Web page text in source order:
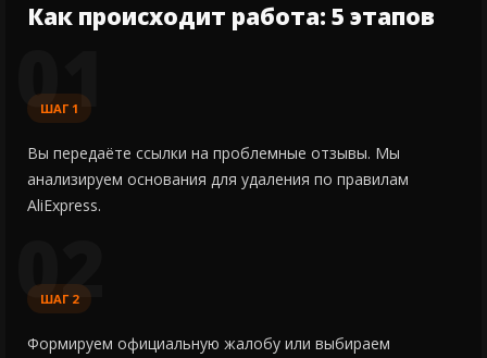
Как происходит работа: 5 этапов
01
ШАГ 1
Вы передаёте ссылки на проблемные отзывы. Мы
анализируем основания для удаления по правилам
AliExpress.
02
ШАГ 2
Формируем официальную жалобу или выбираем